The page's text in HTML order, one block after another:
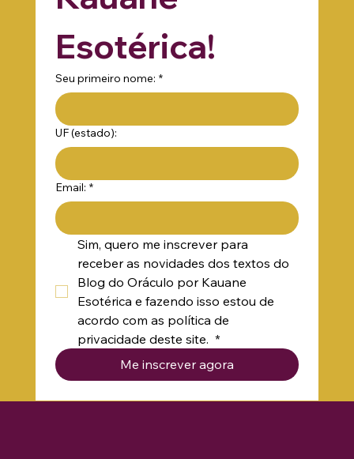
Kauane
Esotérica!
Seu primeiro nome:
UF (estado):
Email:
Sim, quero me inscrever para
receber as novidades dos textos do
Blog do Oráculo por Kauane
Esotérica e fazendo isso estou de
acordo com as política de
privacidade deste site. *